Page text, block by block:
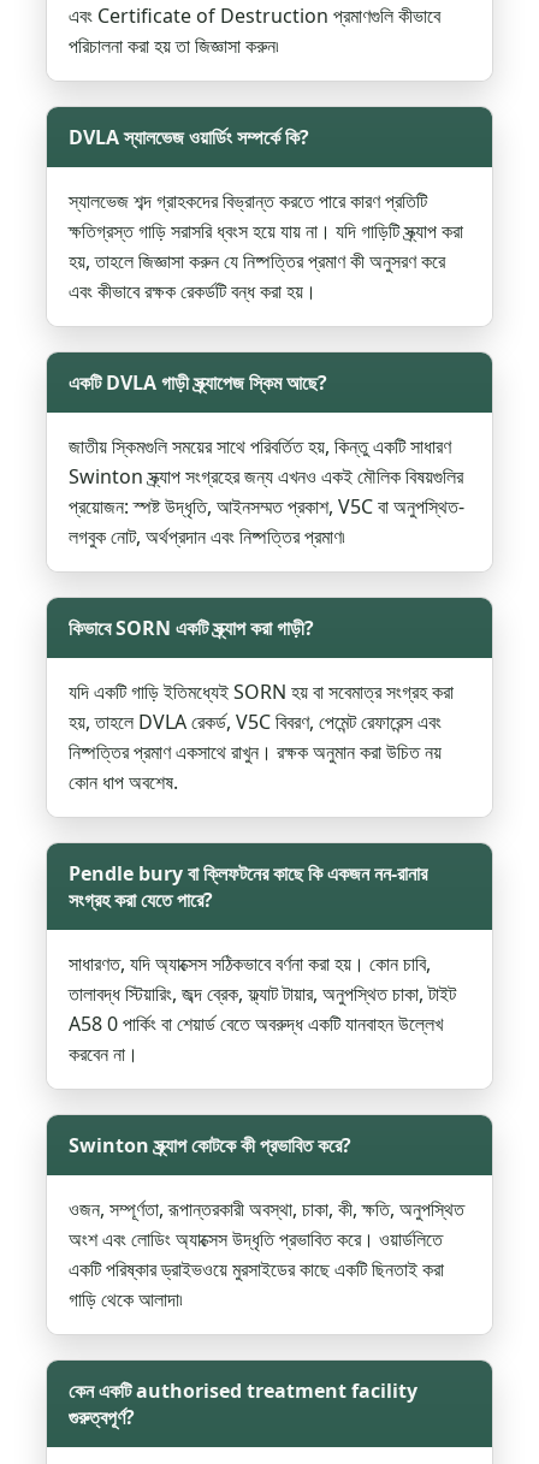
এবং Certificate of Destruction প্রমাণগুলি কীভাবে
পরিচালনা করা হয় তা জিজ্ঞাসা করুন৷
DVLA স্যালভেজ ওয়ার্ডিং সম্পর্কে কি?
স্যালভেজ শব্দ গ্রাহকদের বিভ্রান্ত করতে পারে কারণ প্রতিটি
ক্ষতিগ্রস্ত গাড়ি সরাসরি ধ্বংস হয়ে যায় না। যদি গাড়িটি স্ক্র্যাপ করা
হয়, তাহলে জিজ্ঞাসা করুন যে নিষ্পত্তির প্রমাণ কী অনুসরণ করে
এবং কীভাবে রক্ষক রেকর্ডটি বন্ধ করা হয়।
একটি DVLA গাড়ী স্ক্র্যাপেজ স্কিম আছে?
জাতীয় স্কিমগুলি সময়ের সাথে পরিবর্তিত হয়, কিন্তু একটি সাধারণ
Swinton স্ক্র্যাপ সংগ্রহের জন্য এখনও একই মৌলিক বিষয়গুলির
প্রয়োজন: স্পষ্ট উদ্ধৃতি, আইনসম্মত প্রকাশ, V5C বা অনুপস্থিত-
লগবুক নোট, অর্থপ্রদান এবং নিষ্পত্তির প্রমাণ৷
কিভাবে SORN একটি স্ক্র্যাপ করা গাড়ী?
যদি একটি গাড়ি ইতিমধ্যেই SORN হয় বা সবেমাত্র সংগ্রহ করা
হয়, তাহলে DVLA রেকর্ড, V5C বিবরণ, পেমেন্ট রেফারেন্স এবং
নিষ্পত্তির প্রমাণ একসাথে রাখুন। রক্ষক অনুমান করা উচিত নয়
কোন ধাপ অবশেষ.
Pendle bury বা ক্লিফটনের কাছে কি একজন নন-রানার
সংগ্রহ করা যেতে পারে?
সাধারণত, যদি অ্যাক্সেস সঠিকভাবে বর্ণনা করা হয়। কোন চাবি,
তালাবদ্ধ স্টিয়ারিং, জব্দ ব্রেক, ফ্ল্যাট টায়ার, অনুপস্থিত চাকা, টাইট
A58 0 পার্কিং বা শেয়ার্ড বেতে অবরুদ্ধ একটি যানবাহন উল্লেখ
করবেন না।
Swinton স্ক্র্যাপ কোটকে কী প্রভাবিত করে?
ওজন, সম্পূর্ণতা, রূপান্তরকারী অবস্থা, চাকা, কী, ক্ষতি, অনুপস্থিত
অংশ এবং লোডিং অ্যাক্সেস উদ্ধৃতি প্রভাবিত করে। ওয়ার্ডলিতে
একটি পরিষ্কার ড্রাইভওয়ে মুরসাইডের কাছে একটি ছিনতাই করা
গাড়ি থেকে আলাদা৷
কেন একটি authorised treatment facility
গুরুত্বপূর্ণ?